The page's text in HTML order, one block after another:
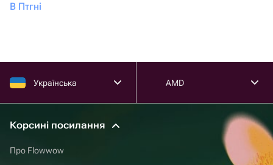
В Птгні
Українська AMD
Корсині посилання
Про Flowwow